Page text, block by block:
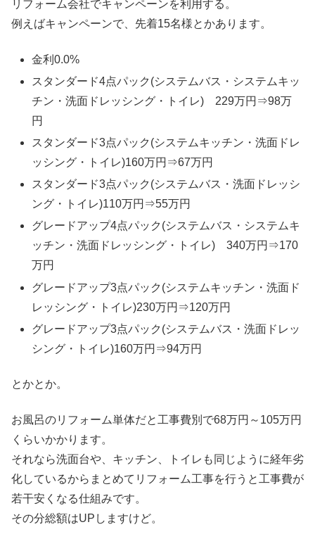
リフォーム会社でキャンペーンを利用する。
例えばキャンペーンで、先着15名様とかあります。
金利0.0%
スタンダード4点パック(システムバス・システムキッ
チン・洗面ドレッシング・トイレ) 229万円⇒98万
円
スタンダード3点パック(システムキッチン・洗面ドレ
ッシング・トイレ)160万円⇒67万円
スタンダード3点パック(システムバス・洗面ドレッシ
ング・トイレ)110万円⇒55万円
グレードアップ4点パック(システムバス・システムキ
ッチン・洗面ドレッシング・トイレ) 340万円⇒170
万円
グレードアップ3点パック(システムキッチン・洗面ド
レッシング・トイレ)230万円⇒120万円
グレードアップ3点パック(システムバス・洗面ドレッ
シング・トイレ)160万円⇒94万円
とかとか。
お風呂のリフォーム単体だと工事費別で68万円～105万円
くらいかかります。
それなら洗面台や、キッチン、トイレも同じように経年劣
化しているからまとめてリフォーム工事を行うと工事費が
若干安くなる仕組みです。
その分総額はUPしますけど。